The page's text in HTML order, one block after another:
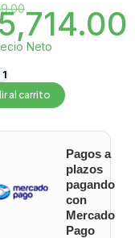
Neto
al carrito
Pagos a
plazos
pagando
con
Mercado
Pago